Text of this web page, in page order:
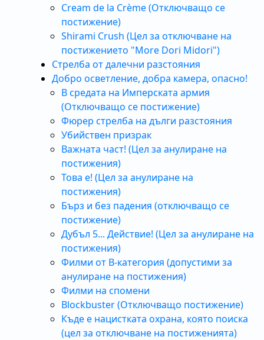
Cream de la Crème (Отключващо се
постижение)
Shirami Crush (Цел за отключване на
постижението "More Dori Midori")
Стрелба от далечни разстояния
Добро осветление, добра камера, опасно!
В средата на Имперската армия
(Отключващо се постижение)
Фюрер стрелба на дълги разстояния
Убийствен призрак
Важната част! (Цел за анулиране на
постижения)
Това е! (Цел за анулиране на
постижения)
Бърз и без падения (отключващо се
постижение)
Дубъл 5... Действие! (Цел за анулиране на
постижения)
Филми от B-категория (допустими за
анулиране на постижения)
Филми на спомени
Blockbuster (Отключващо постижение)
Къде е нацистката охрана, която поиска
(цел за отключване на постиженията)